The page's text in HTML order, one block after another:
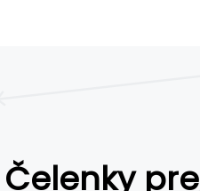
Čelenky